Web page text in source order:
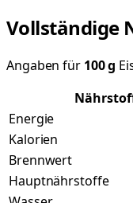
Vollständige
Angaben für 100g
Energie
Kalorien
Brennwert
Hauptnährstoffe